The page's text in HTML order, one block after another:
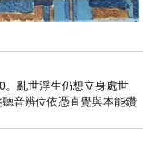
。亂世浮生仍想立身處世
音辨位依憑直覺與本能鑽
心聲另一個共鳴的